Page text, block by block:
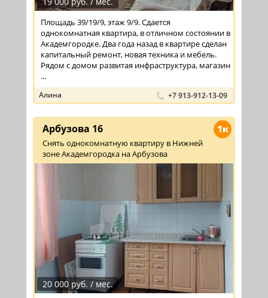
Площадь 39/19/9, этаж 9/9. Сдается
однокомнатная квартира, в отличном состоянии в
Академгородке. Два года назад в квартире сделан
капитальный ремонт, новая техника и мебель.
Рядом с домом развитая инфраструктура, магазин
...
Алина +7 913-912-13-09
1к
Арбузова 16
Снять однокомнатную квартиру в Нижней
зоне Академгородка на Арбузова
20 000 руб. / мес.